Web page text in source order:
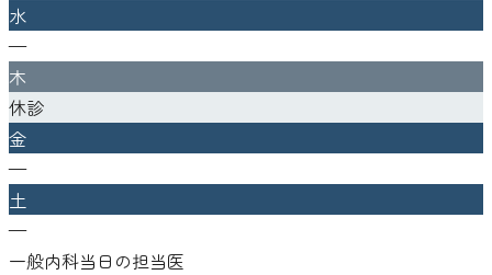
水
—
木
休診
金
—
土
—
一般内科当日の担当医